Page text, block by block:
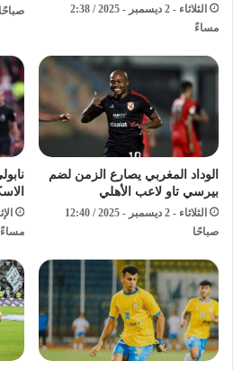
الثلاثاء - 2 ديسمبر - 2025 / 2:38
مساءً
صباحًا
الوداد المغربي يصارع الزمن لضم
بيرسي تاو لاعب الأهلي
الثلاثاء - 2 ديسمبر - 2025 / 12:40
صباحًا
مساءً